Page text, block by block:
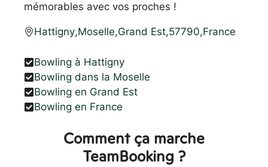
mémorables avec vos proches !
Hattigny,Moselle,Grand Est,57790,France
Bowling à Hattigny
Bowling dans la Moselle
Bowling en Grand Est
Bowling en France
Comment ça marche
TeamBooking ?